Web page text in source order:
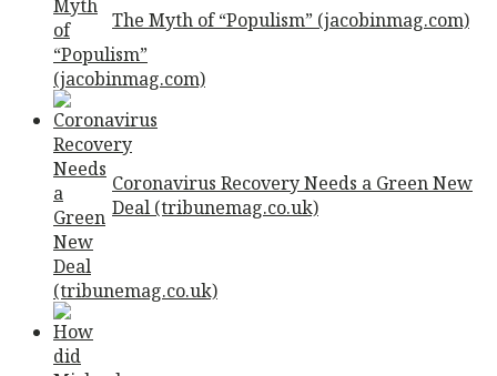
The Myth of “Populism” (jacobinmag.com)
Coronavirus Recovery Needs a Green New
Deal (tribunemag.co.uk)